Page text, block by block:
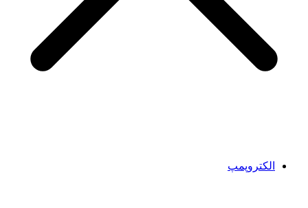
الکتروپمپ